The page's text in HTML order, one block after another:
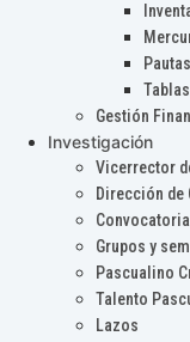
Gestión
Investigación
Vicerrector
Dirección de
Grupos y
Pascualino
Talento
Lazos